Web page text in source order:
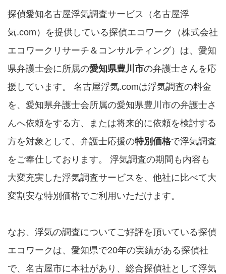
探偵愛知名古屋浮気調査サービス（名古屋浮
気.com）を提供している探偵エコワーク（株式会社
エコワークリサーチ＆コンサルティング）は、愛知
県弁護士会に所属の愛知県豊川市の弁護士さんを応
援しています。 名古屋浮気.comは浮気調査の料金
を、愛知県弁護士会所属の愛知県豊川市の弁護士さ
んへ依頼をする方、または将来的に依頼を検討する
方を対象として、弁護士応援の特別価格で浮気調査
をご奉仕しております。 浮気調査の期間も内容も
大変充実した浮気調査サービスを、他社に比べて大
変割安な特別価格でご利用いただけます。
なお、浮気の調査についてご好評を頂いている探偵
エコワークは、愛知県で20年の実績がある探偵社
で、名古屋市に本社があり、総合探偵社として浮気